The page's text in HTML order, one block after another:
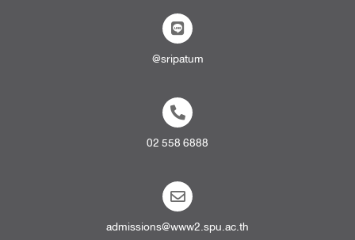
@sripatum
02 558 6888
admissions@www2.spu.ac.th